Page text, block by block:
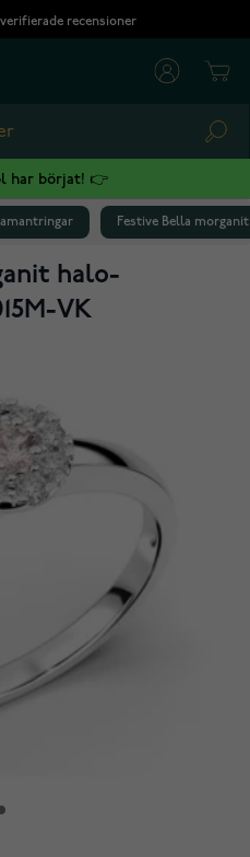
verifierade recensioner
har börjat! 👉
Festive Bella
halo-
VK